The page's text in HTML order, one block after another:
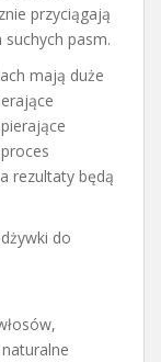
przyciągają
pasm.
mają duże
rezultaty będą
do